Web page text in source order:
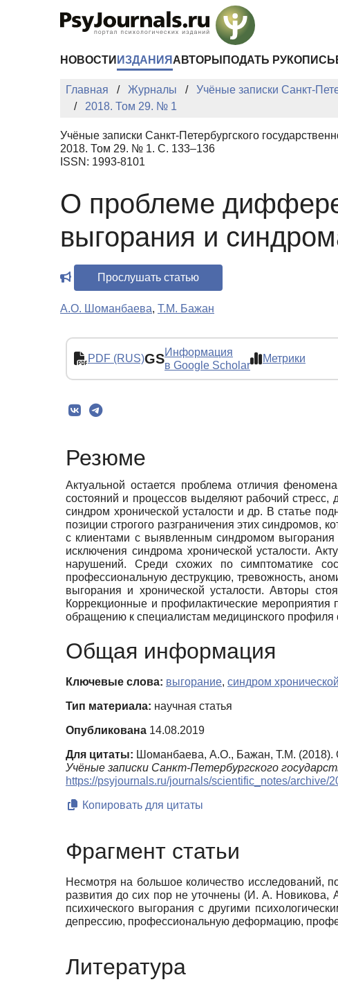
НОВОСТИ ИЗДАНИЯ АВТОРЫ ПОДАТЬ РУКОПИСЬ
Главная Журналы Учёные записки Санкт-
2018. Том 29. № 1
Учёные записки Санкт-Петербургского
2018. Том 29. № 1. С. 133–136
ISSN: 1993-8101
О проблеме
выгорания и
Прослушать статью
А.О. Шоманбаева, Т.М. Бажан
PDF (RUS)GSИнформация
в Google Scholar
Метрики
Резюме
Актуальной остается проблема отличия
состояний и процессов выделяют рабочий
синдром хронической усталости и др. В статье
позиции строгого разграничения этих синдромов,
с клиентами с выявленным синдромом
исключения синдрома хронической усталости.
нарушений. Среди схожих по симптоматике
профессиональную деструкцию, тревожность,
выгорания и хронической усталости. Авторы
Коррекционные и профилактические
обращению к специалистам медицинского профиля
Общая информация
Ключевые слова: выгорание, синдром
Тип материала: научная статья
Опубликована 14.08.2019
Для цитаты: Шоманбаева, А.О., Бажан, Т.М. (2018).
Учёные записки Санкт-Петербургского
https://psyjournals.ru/journals/scientific_notes/archive/
Копировать для цитаты
Фрагмент статьи
Несмотря на большое количество исследований,
развития до сих пор не уточнены (И. А.
психического выгорания с другими
депрессию, профессиональную деформацию,
Литература